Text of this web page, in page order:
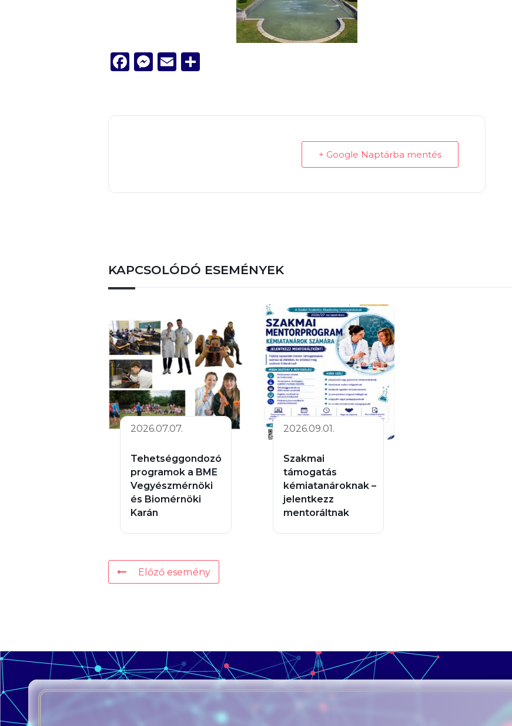
Facebook
Messenger
Email
+ Google Naptárba mentés
KAPCSOLÓDÓ ESEMÉNYEK
2026.07.07.
Tehetséggondozó
programok a BME
Vegyészmérnöki
és Biomérnöki
Karán
2026.09.01.
Szakmai
támogatás
kémiatanároknak –
jelentkezz
mentoráltnak
Előző esemény